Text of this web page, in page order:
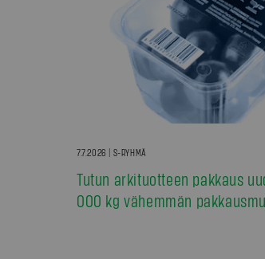
7.7.2026 | S-RYHMÄ
Tutun arkituotteen pakkaus
000 kg vähemmän